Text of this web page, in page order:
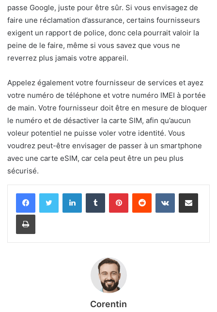
passe Google, juste pour être sûr. Si vous envisagez de
faire une réclamation d’assurance, certains fournisseurs
exigent un rapport de police, donc cela pourrait valoir la
peine de le faire, même si vous savez que vous ne
reverrez plus jamais votre appareil.
Appelez également votre fournisseur de services et ayez
votre numéro de téléphone et votre numéro IMEI à portée
de main. Votre fournisseur doit être en mesure de bloquer
le numéro et de désactiver la carte SIM, afin qu’aucun
voleur potentiel ne puisse voler votre identité. Vous
voudrez peut-être envisager de passer à un smartphone
avec une carte eSIM, car cela peut être un peu plus
sécurisé.
LinkedinTumblr PinterestReddit VKontaktePartager par email
Imprimer
Corentin